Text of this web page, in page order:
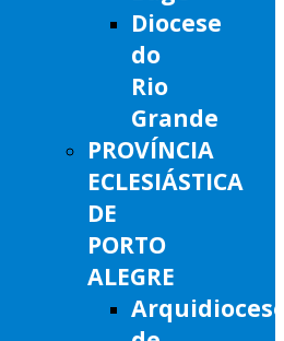
Diocese
do
Rio
Grande
PROVÍNCIA
ECLESIÁSTICA
DE
PORTO
ALEGRE